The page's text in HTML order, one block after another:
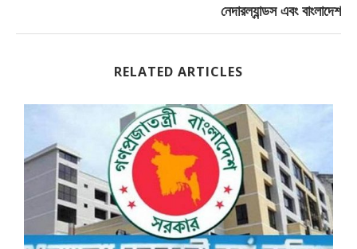
নেদারল্যান্ডস এবং বাংলাদেশ
RELATED ARTICLES